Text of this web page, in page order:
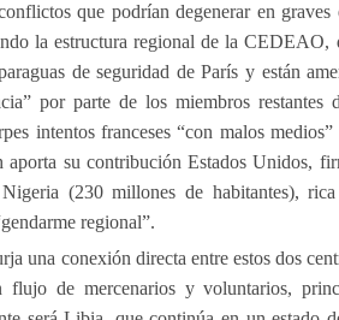
que podrían degenerar en
la estructura regional de la
de seguridad de París y están
por parte de los miembros restantes
intentos franceses “con malos
aporta su contribución Estados Unidos,
(230 millones de habitantes),
regional”.
una conexión directa entre estos dos
flujo de mercenarios y voluntarios,